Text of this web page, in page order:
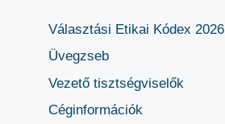
Választási Etikai Kódex 2026
Üvegzseb
Vezető tisztségviselők
Céginformációk